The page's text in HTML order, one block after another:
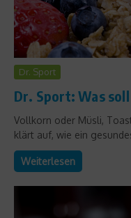
Dr. Sport
Dr. Sport: Was
Vollkorn oder Müsli,
klärt auf, wie ein
Weiterlesen